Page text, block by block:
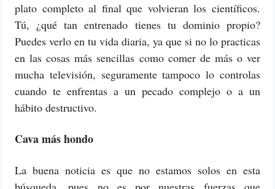
plato completo al final que volvieran los científicos.
Tú, ¿qué tan entrenado tienes tu dominio propio?
Puedes verlo en tu vida diaria, ya que si no lo practicas
en las cosas más sencillas como comer de más o ver
mucha televisión, seguramente tampoco lo controlas
cuando te enfrentas a un pecado complejo o a un
hábito destructivo.
Cava más hondo
La buena noticia es que no estamos solos en esta